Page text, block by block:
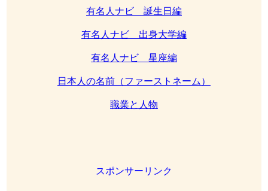
有名人ナビ 誕生日編
有名人ナビ 出身大学編
有名人ナビ 星座編
日本人の名前（ファーストネーム）
職業と人物
スポンサーリンク